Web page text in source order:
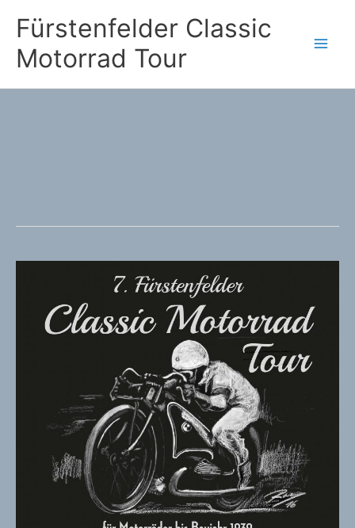
Inhalt
springen
Fürstenfelder Classic
Motorrad Tour